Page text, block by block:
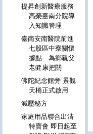
提昇創新醫療服務
高榮臺南分院導
入知識管理
臺南安南醫院前進
七股區中寮關懷
據點 為鄉親父
老健康把關
佛陀紀念館旁 景觀
天橋正式啟用
減壓秘方
家庭用品聯合出清
特賣會 即日起至